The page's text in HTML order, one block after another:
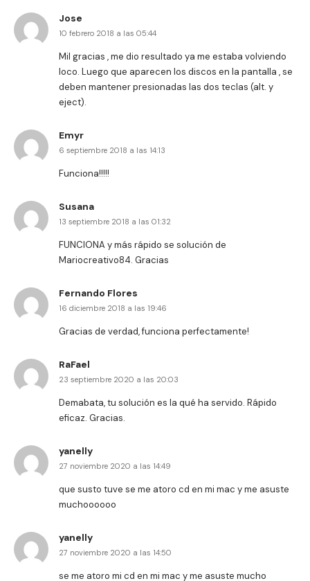
Jose
10 febrero 2018 a las 05:44
Mil gracias , me dio resultado ya me estaba volviendo
loco. Luego que aparecen los discos en la pantalla , se
deben mantener presionadas las dos teclas (alt. y
eject).
Emyr
6 septiembre 2018 a las 14:13
Funciona!!!!!
Susana
13 septiembre 2018 a las 01:32
FUNCIONA y más rápido se solución de
Mariocreativo84. Gracias
Fernando Flores
16 diciembre 2018 a las 19:46
Gracias de verdad, funciona perfectamente!
RaFael
23 septiembre 2020 a las 20:03
Demabata, tu solución es la qué ha servido. Rápido
eficaz. Gracias.
yanelly
27 noviembre 2020 a las 14:49
que susto tuve se me atoro cd en mi mac y me asuste
muchoooooo
yanelly
27 noviembre 2020 a las 14:50
se me atoro mi cd en mi mac y me asuste mucho